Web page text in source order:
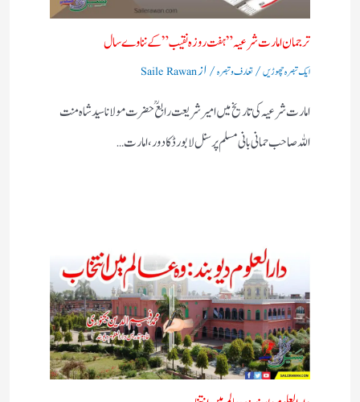
ترجمان امارت شرعیہ”ہفت روزہ نقیب” کے نناوے سال
ایک تبصرہ چھوڑیں/تعارف و تبصرہ/ ازSaile Rawan
امارت شرعیہ کی تاریخ میں امیر شریعت رابع ؒ حضرت مولانا سید شاہ منت
اللہ صاحب حمانی بانی مسلم پرسنل لا بورڈ کا دور ،امارت…